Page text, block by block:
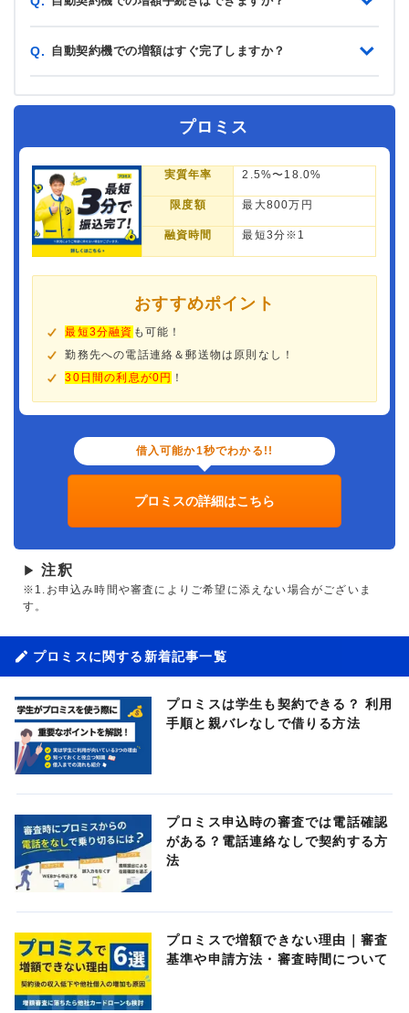
Q. 自動契約機での増額はすぐ完了しますか？
プロミス
実質年率 2.5%〜18.0%
限度額 最大800万円
融資時間 最短3分※1
おすすめポイント
最短3分融資 も可能！
勤務先への電話連絡＆郵送物は原則なし！
30日間の利息が0円 ！
借入可能か1秒でわかる!!
プロミスの詳細はこちら
▶ 注釈
※1.お申込み時間や審査によりご希望に添えない場合がございま
す。
プロミスに関する新着記事一覧
プロミスは学生も契約できる？ 利用
手順と親バレなしで借りる方法
プロミス申込時の審査では電話確認
がある？電話連絡なしで契約する方
法
プロミスで増額できない理由｜審査
基準や申請方法・審査時間について